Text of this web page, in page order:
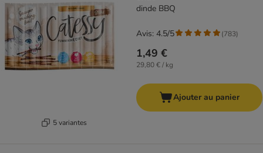
5 variantes
dinde BBQ
1,49 €
29,80 € / kg
Avis: 4.5/5 (783)
Ajouter au panier